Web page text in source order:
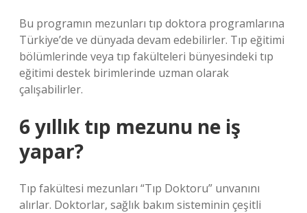
Bu programın mezunları tıp doktora programlarına
Türkiye’de ve dünyada devam edebilirler. Tıp eğitimi
bölümlerinde veya tıp fakülteleri bünyesindeki tıp
eğitimi destek birimlerinde uzman olarak
çalışabilirler.
6 yıllık tıp mezunu ne iş
yapar?
Tıp fakültesi mezunları “Tıp Doktoru” unvanını
alırlar. Doktorlar, sağlık bakım sisteminin çeşitli